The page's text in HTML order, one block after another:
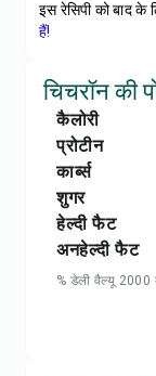
इस रेसिपी को बाद के
हैं!
चिचरॉन की
कैलोरी
प्रोटीन
कार्ब्स
शुगर
हेल्दी फैट
अनहेल्दी फैट
% डेली वैल्यू 2000